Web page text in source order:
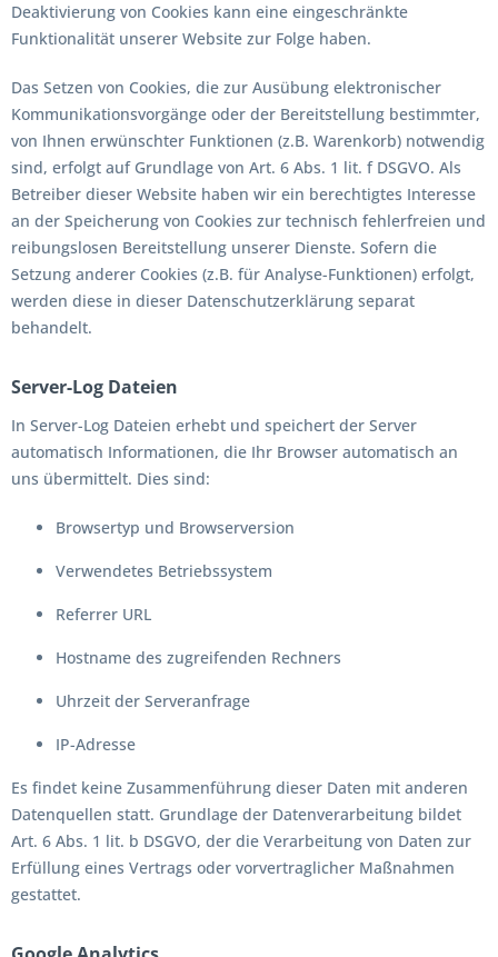
Deaktivierung von Cookies kann eine eingeschränkte
Funktionalität unserer Website zur Folge haben.
Das Setzen von Cookies, die zur Ausübung elektronischer
Kommunikationsvorgänge oder der Bereitstellung bestimmter,
von Ihnen erwünschter Funktionen (z.B. Warenkorb) notwendig
sind, erfolgt auf Grundlage von Art. 6 Abs. 1 lit. f DSGVO. Als
Betreiber dieser Website haben wir ein berechtigtes Interesse
an der Speicherung von Cookies zur technisch fehlerfreien und
reibungslosen Bereitstellung unserer Dienste. Sofern die
Setzung anderer Cookies (z.B. für Analyse-Funktionen) erfolgt,
werden diese in dieser Datenschutzerklärung separat
behandelt.
Server-Log Dateien
In Server-Log Dateien erhebt und speichert der Server
automatisch Informationen, die Ihr Browser automatisch an
uns übermittelt. Dies sind:
Browsertyp und Browserversion
Verwendetes Betriebssystem
Referrer URL
Hostname des zugreifenden Rechners
Uhrzeit der Serveranfrage
IP-Adresse
Es findet keine Zusammenführung dieser Daten mit anderen
Datenquellen statt. Grundlage der Datenverarbeitung bildet
Art. 6 Abs. 1 lit. b DSGVO, der die Verarbeitung von Daten zur
Erfüllung eines Vertrags oder vorvertraglicher Maßnahmen
gestattet.